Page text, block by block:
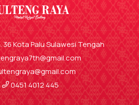
36 Kota Palu Sulawesi Tengah
0451 4012 445